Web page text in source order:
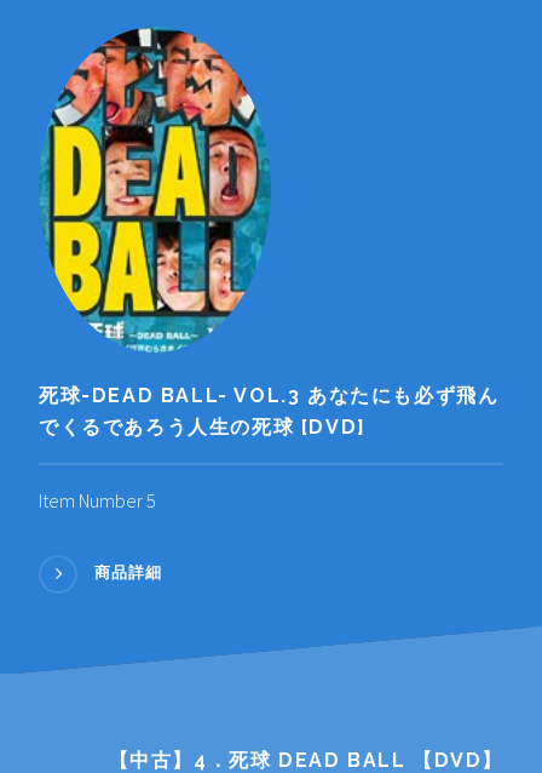
死球-DEAD BALL- VOL.3 あなたにも必ず飛ん
でくるであろう人生の死球 [DVD]
Item Number 5
商品詳細
【中古】4．死球 DEAD BALL 【DVD】